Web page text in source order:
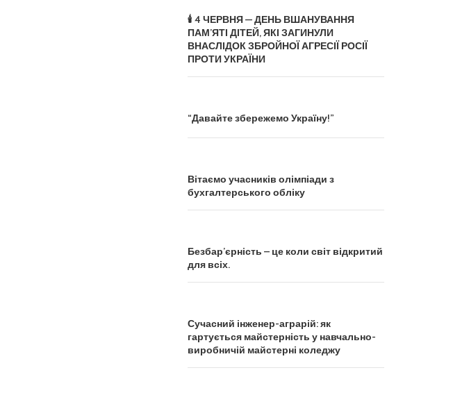
🕯️ 4 ЧЕРВНЯ — ДЕНЬ ВШАНУВАННЯ
ПАМ’ЯТІ ДІТЕЙ, ЯКІ ЗАГИНУЛИ
ВНАСЛІДОК ЗБРОЙНОЇ АГРЕСІЇ РОСІЇ
ПРОТИ УКРАЇНИ
“Давайте збережемо Україну!”
Вітаємо учасників олімпіади з
бухгалтерського обліку
Безбар’єрність – це коли світ відкритий
для всіх.
Сучасний інженер-аграрій: як
гартується майстерність у навчально-
виробничій майстерні коледжу